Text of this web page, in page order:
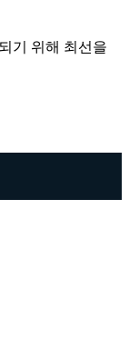
기 위해 최선을